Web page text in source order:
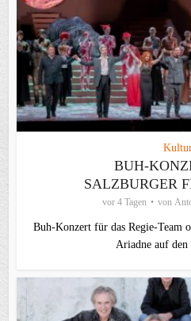
BUH-
SALZBURGER
vor 4 Tagen von
Buh-Konzert für das Regie-Team
Ariadne auf den